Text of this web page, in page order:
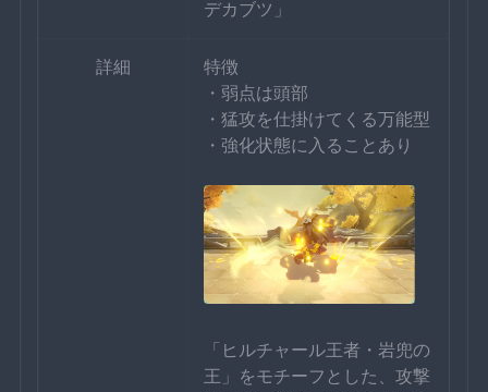
デカブツ」
詳細
特徴
・弱点は頭部
・猛攻を仕掛けてくる万能型
・強化状態に入ることあり
「ヒルチャール王者・岩兜の
王」をモチーフとした、攻撃